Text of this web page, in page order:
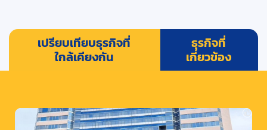
เปรียบเทียบธุรกิจที่
ใกล้เคียงกัน
ธุรกิจที่
เกี่ยวข้อง